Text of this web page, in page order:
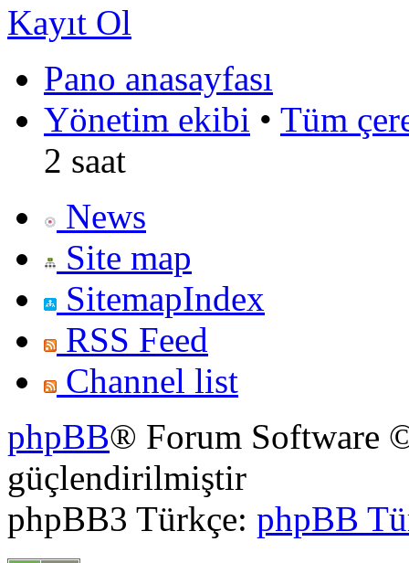
Kayıt Ol
Pano anasayfası
Yönetim ekibi • Tüm
2 saat
News
Site map
SitemapIndex
RSS Feed
Channel list
phpBB® Forum Software
güçlendirilmiştir
phpBB3 Türkçe: phpBB